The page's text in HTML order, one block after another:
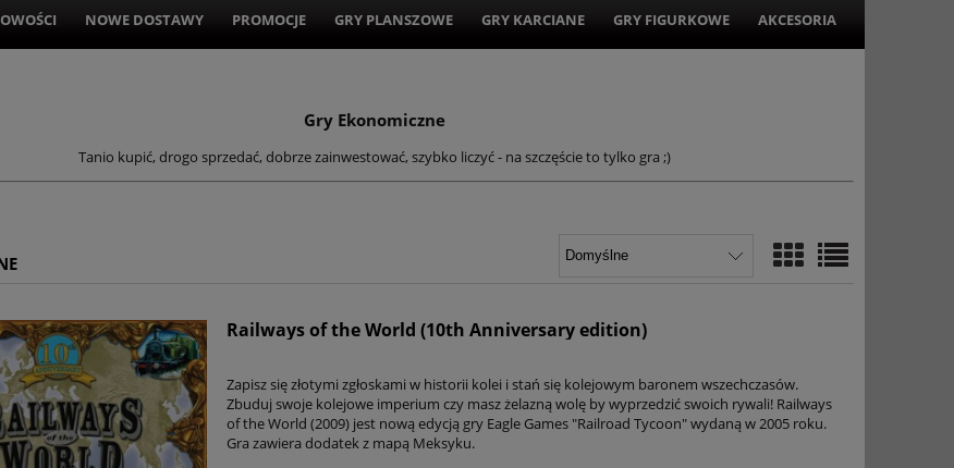
NOWE DOSTAWY PROMOCJE GRY PLANSZOWE GRY KARCIANE GRY FIGURKOWE AKCESORIA
Gry Ekonomiczne
Tanio kupić, drogo sprzedać, dobrze zainwestować, szybko liczyć - na szczęście to tylko gra ;)
Railways of the World (10th Anniversary edition)
Zapisz się złotymi zgłoskami w historii kolei i stań się kolejowym baronem wszechczasów.
Zbuduj swoje kolejowe imperium czy masz żelazną wolę by wyprzedzić swoich rywali! Railways
of the World (2009) jest nową edycją gry Eagle Games "Railroad Tycoon" wydaną w 2005 roku.
Gra zawiera dodatek z mapą Meksyku.